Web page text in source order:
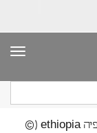
חמורים נושאים מלח למסחר במדבר דנקיל, אתיופיה ethiopia (©